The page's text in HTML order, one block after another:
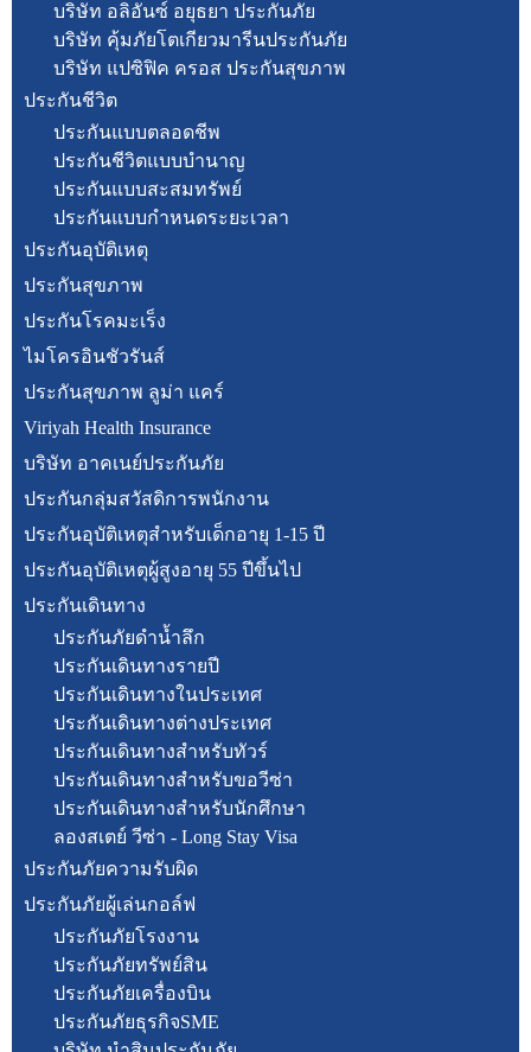
บริษัท อลิอันซ์ อยุธยา ประกันภัย
บริษัท คุ้มภัยโตเกียวมารีนประกันภัย
บริษัท แปซิฟิค ครอส ประกันสุขภาพ
ประกันชีวิต
ประกันแบบตลอดชีพ
ประกันชีวิตแบบบำนาญ
ประกันแบบสะสมทรัพย์
ประกันแบบกำหนดระยะเวลา
ประกันอุบัติเหตุ
ประกันสุขภาพ
ประกันโรคมะเร็ง
ไมโครอินชัวรันส์
ประกันสุขภาพ ลูม่า แคร์
Viriyah Health Insurance
บริษัท อาคเนย์ประกันภัย
ประกันกลุ่มสวัสดิการพนักงาน
ประกันอุบัติเหตุสำหรับเด็กอายุ 1-15 ปี
ประกันอุบัติเหตุผู้สูงอายุ 55 ปีขึ้นไป
ประกันเดินทาง
ประกันภัยดำน้ำลึก
ประกันเดินทางรายปี
ประกันเดินทางในประเทศ
ประกันเดินทางต่างประเทศ
ประกันเดินทางสำหรับทัวร์
ประกันเดินทางสำหรับขอวีซ่า
ประกันเดินทางสำหรับนักศึกษา
ลองสเตย์ วีซ่า - Long Stay Visa
ประกันภัยความรับผิด
ประกันภัยผู้เล่นกอล์ฟ
ประกันภัยโรงงาน
ประกันภัยทรัพย์สิน
ประกันภัยเครื่องบิน
ประกันภัยธุรกิจSME